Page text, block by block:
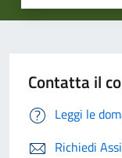
Contatta il
Leggi le
Richiedi